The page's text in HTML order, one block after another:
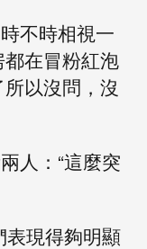
不時相視一
在冒粉紅泡
以沒問，沒
人：“這麼突
表現得夠明顯